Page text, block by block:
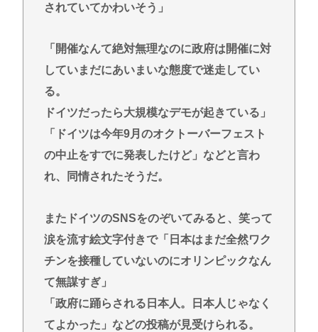
されていてかわいそう」
「開催なんて絶対無理なのに政府は開催に対
していまだにあいまいな態度で迷走してい
る。
ドイツだったら大規模なデモが起きている」
「ドイツは今年9月のオクトーバーフェスト
の中止をすでに発表したけど」などと言わ
れ、同情されたそうだ。
またドイツのSNSをのぞいてみると、笑って
涙を流す絵文字付きで「日本はまだ全然ワク
チンを接種していないのにオリンピックなん
て無謀すぎ」
「政府に踊らされる日本人。日本人じゃなく
てよかった」などの投稿が見受けられる。